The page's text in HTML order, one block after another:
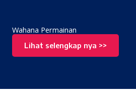
Wahana Permainan
Lihat selengkap nya >>